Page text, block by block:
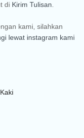
di Kirim Tulisan
kami, silahkan
lewat instagram kami